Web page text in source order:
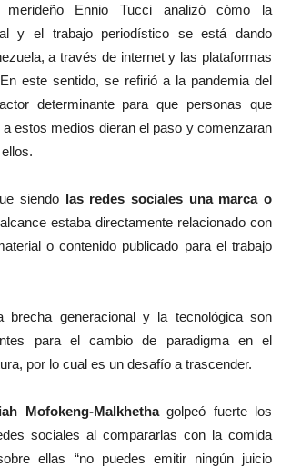
Ennio Tucci analizó cómo la
y el trabajo periodístico se está dando
a través de internet y las plataformas
este sentido, se refirió a la pandemia del
determinante para que personas que
estos medios dieran el paso y comenzaran
siendo las redes sociales una marca o
estaba directamente relacionado con
o contenido publicado para el trabajo
brecha generacional y la tecnológica son
para el cambio de paradigma en el
por lo cual es un desafío a trascender.
Mofokeng-Malkhethagolpeó fuerte los
sociales al compararlas con la comida
ellas “no puedes emitir ningún juicio